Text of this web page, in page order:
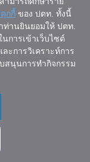
รุงเทพฯ
Explorer 10.0 ขึ้นไป
กกี้ ของ ปตท. ทั้งนี้
านยินยอมให้ ปตท.
การเข้าเว็บไซต์
ะการวิเคราะห์การ
สนุนการทำกิจกรรม